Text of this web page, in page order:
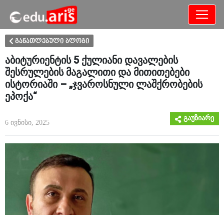
განათლება
განათლებული ბლოგი
აბიტურიენტის 5 ქულიანი დავალების
შესრულების მაგალითი და მითითებები
ისტორიაში – „ჯვაროსნული ლაშქრობების
ეპოქა“
6 ივნისი, 2025
გაუზიარე